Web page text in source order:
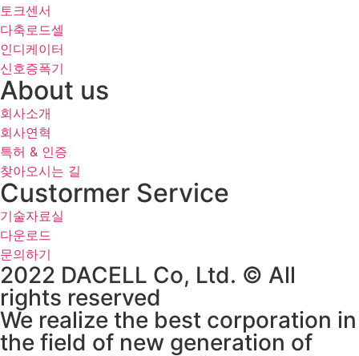
토크센서
다축로드셀
인디케이터
신호증폭기
About us
회사소개
회사연혁
특허 & 인증
찾아오시는 길
Custormer Service
기술자료실
다운로드
문의하기
2022 DACELL Co, Ltd. © All
rights reserved
We realize the best corporation in
the field of new generation of